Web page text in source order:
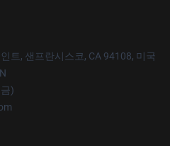
트, 샌프란시스코, CA 94108, 미국
)